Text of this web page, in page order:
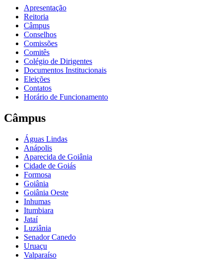
Apresentação
Reitoria
Câmpus
Conselhos
Comissões
Comitês
Colégio de Dirigentes
Documentos Institucionais
Eleições
Contatos
Horário de Funcionamento
Câmpus
Águas Lindas
Anápolis
Aparecida de Goiânia
Cidade de Goiás
Formosa
Goiânia
Goiânia Oeste
Inhumas
Itumbiara
Jataí
Luziânia
Senador Canedo
Uruaçu
Valparaíso